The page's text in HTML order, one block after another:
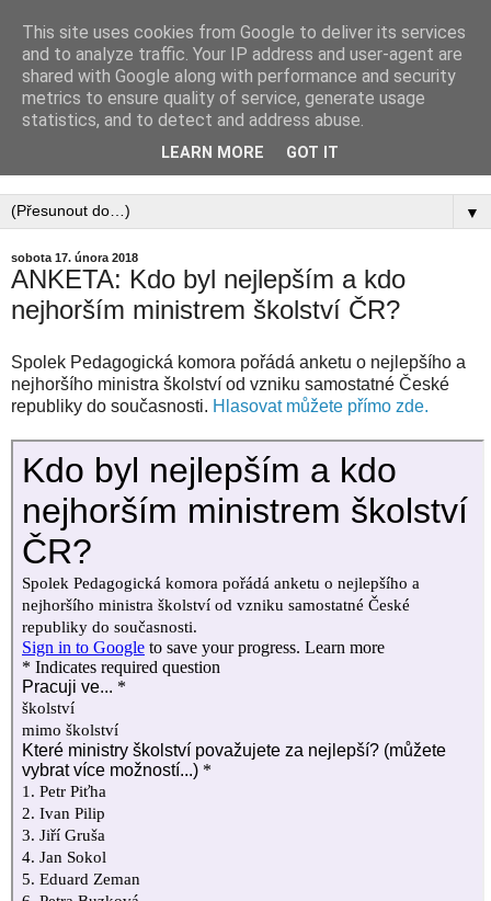
PEDAGOGICKÁ
KOMORA, ZAPSANÝ
▼
sobota 17. února 2018
ANKETA: Kdo byl nejlepším a kdo
nejhorším ministrem školství ČR?
Spolek Pedagogická komora pořádá anketu o nejlepšího a
nejhoršího ministra školství od vzniku samostatné České
republiky do současnosti. Hlasovat můžete přímo zde.
This site uses cookies from Google to deliver its services
and to analyze traffic. Your IP address and user-agent are
shared with Google along with performance and security
metrics to ensure quality of service, generate usage
statistics, and to detect and address abuse.
LEARN MORE GOT IT